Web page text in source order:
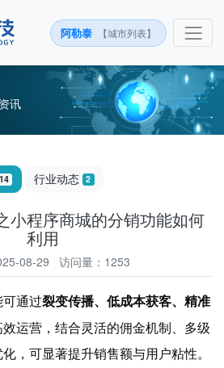
阿勒泰 【城市列表】
讯
14 行业动态 2
小程序商城的分销功能如何
利用
08-29 访问量：1253
通过裂变传播、低成本获客、精准
效运营，结合灵活的佣金机制、多级
，可显著提升销售额与用户粘性。